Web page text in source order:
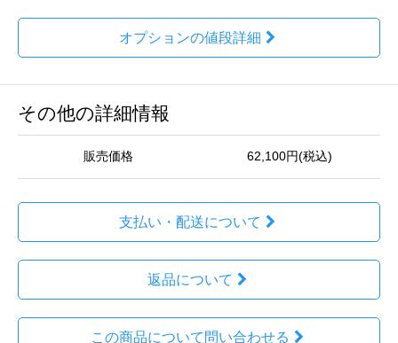
オプションの値段詳細
その他の詳細情報
販売価格 62,100円(税込)
支払い・配送について
返品について
この商品について問い合わせる